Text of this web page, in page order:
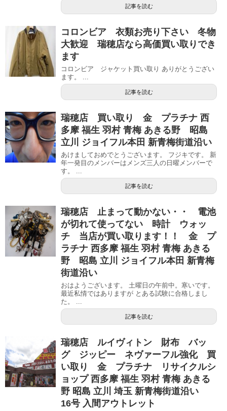
記事を読む
コロンビア 衣類お売り下さい 冬物
大歓迎 瑞穂店なら高価買い取りでき
ます
コロンビア ジャケット買い取り ありがとうござい
ます。 ...
記事を読む
瑞穂店 買い取り 金 プラチナ 西
多摩 福生 羽村 青梅 あきる野 昭島
立川 ジョイフル本田 新青梅街道沿い
あけましておめでとうございます。 フジキです。 新
年一発目のメンバーはメンズ三人の日曜メンバーで
す。 ...
記事を読む
瑞穂店 止まって動かない・・ 電池
が切れて使ってない 時計 ウォッ
チ 当店が買い取ります！！ 金 プ
ラチナ 西多摩 福生 羽村 青梅 あきる
野 昭島 立川 ジョイフル本田 新青梅
街道沿い
おはようございます。 土曜日の午前中。寒いです。
最近私情ではありますが とある試験に合格しまし
た。 ...
記事を読む
瑞穂店 ルイヴィトン 財布 バッ
グ ジッピー ネヴァーフル強化 買
い取り 金 プラチナ リサイクルシ
ョップ 西多摩 福生 羽村 青梅 あきる
野 昭島 立川 埼玉 新青梅街道沿い
16号 入間アウトレット